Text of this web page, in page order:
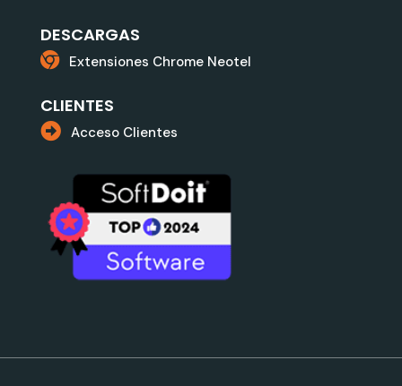
DESCARGAS
Extensiones Chrome Neotel
CLIENTES
Acceso Clientes